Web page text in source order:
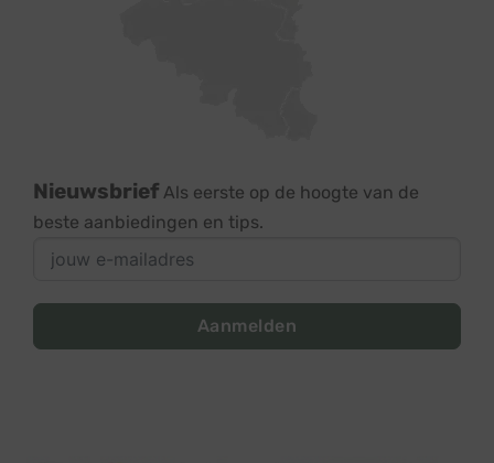
Nieuwsbrief Als eerste op de hoogte van de
beste aanbiedingen en tips.
Aanmelden